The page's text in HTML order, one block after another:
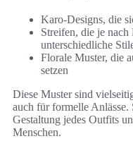
Karo-Designs, die
Streifen, die je
unterschiedliche
Florale Muster, die
setzen
Diese Muster sind
auch für formelle
Gestaltung jedes Outfits
Menschen.